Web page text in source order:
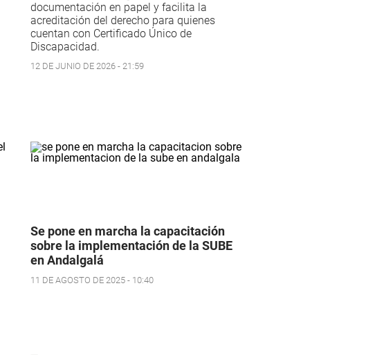
documentación en papel y facilita la
acreditación del derecho para quienes
cuentan con Certificado Único de
Discapacidad.
12 DE JUNIO DE 2026 - 21:59
Se pone en marcha la capacitación
sobre la implementación de la SUBE
en Andalgalá
11 DE AGOSTO DE 2025 - 10:40